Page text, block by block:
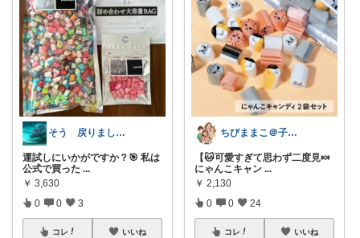
そう 戻りました🙏
運試しにいかがですか？🎯 私は
公式で買った ...
￥ 3,630
0 0 3
コレ いいね
ちびままこ＠子供4人/日常を豊かに❤️
【🐱可愛すぎて思わず二度見🍬
にゃんこキャン ...
￥ 2,130
0 0 24
コレ いいね